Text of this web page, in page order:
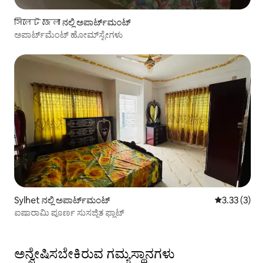
সিলেট জেলা ನಲ್ಲಿ ಅಪಾರ್ಟ್‌ಮಂಟ್
ಅಪಾರ್ಟ್‌ಮೆಂಟ್ ಹೋಮ್‌ಸ್ಟೇಗಳು
Sylhet ನಲ್ಲಿ ಅಪಾರ್ಟ್‌ಮಂಟ್ 5 ರಲ್ಲಿ 3.33
3.33 (3)
ಐಷಾರಾಮಿ ಪೂರ್ಣ ಸುಸಜ್ಜಿತ ಫ್ಲಾಟ್
ಅನ್ವೇಷಿಸಬೇಕಿರುವ ಗಮ್ಯಸ್ಥಾನಗಳು